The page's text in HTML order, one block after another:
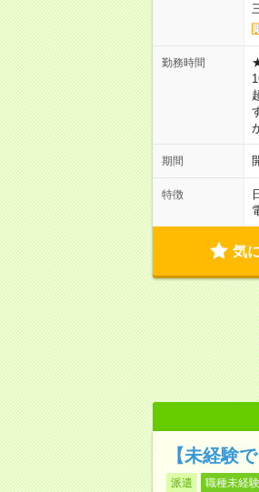
勤務時間
期間
特徴
気
【未経験
派遣 職種未経